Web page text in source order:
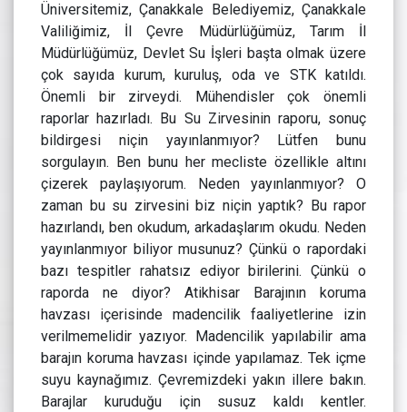
Üniversitemiz, Çanakkale Belediyemiz, Çanakkale
Valiliğimiz, İl Çevre Müdürlüğümüz, Tarım İl
Müdürlüğümüz, Devlet Su İşleri başta olmak üzere
çok sayıda kurum, kuruluş, oda ve STK katıldı.
Önemli bir zirveydi. Mühendisler çok önemli
raporlar hazırladı. Bu Su Zirvesinin raporu, sonuç
bildirgesi niçin yayınlanmıyor? Lütfen bunu
sorgulayın. Ben bunu her mecliste özellikle altını
çizerek paylaşıyorum. Neden yayınlanmıyor? O
zaman bu su zirvesini biz niçin yaptık? Bu rapor
hazırlandı, ben okudum, arkadaşlarım okudu. Neden
yayınlanmıyor biliyor musunuz? Çünkü o rapordaki
bazı tespitler rahatsız ediyor birilerini. Çünkü o
raporda ne diyor? Atikhisar Barajının koruma
havzası içerisinde madencilik faaliyetlerine izin
verilmemelidir yazıyor. Madencilik yapılabilir ama
barajın koruma havzası içinde yapılamaz. Tek içme
suyu kaynağımız. Çevremizdeki yakın illere bakın.
Barajlar kuruduğu için susuz kaldı kentler.